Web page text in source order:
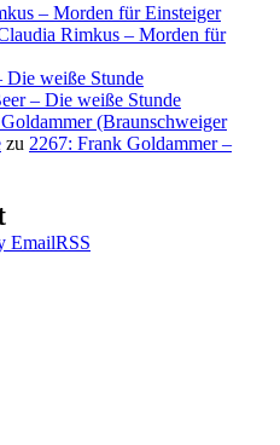
– Morden für Einsteiger
Rimkus – Morden für
Die weiße Stunde
– Die weiße Stunde
(Braunschweiger
zu 2267: Frank Goldammer –
EmailRSS